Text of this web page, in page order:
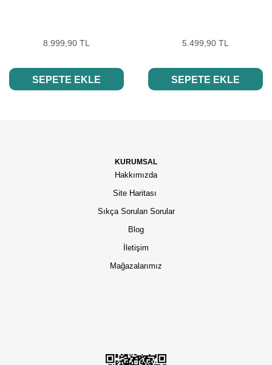
8.999,90 TL
SEPETE EKLE
5.499,90 TL
SEPETE EKLE
KURUMSAL
Hakkımızda
Site Haritası
Sıkça Sorulan Sorular
Blog
İletişim
Mağazalarımız